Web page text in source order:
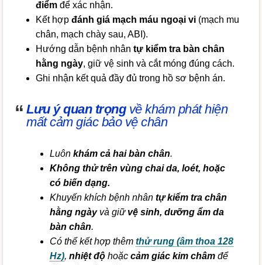
điểm để xác nhận.
Kết hợpđánh giá mạch máu ngoại vi (mạch mu
chân, mạch chày sau, ABI).
Hướng dẫn bệnh nhântự kiểm tra bàn chân
hằng ngày, giữ vệ sinh và cắt móng đúng cách.
Ghi nhận kết quả đầy đủ trong hồ sơ bệnh án.
Lưu ý quan trọngvề khám phát hiện
mất cảm giác bảo vệ chân
Luônkhám cả hai bàn chân.
Không thử trên vùng chai da, loét, hoặc
có biến dạng.
Khuyến khích bệnh nhântự kiểm tra chân
hằng ngàyvà giữ vệ sinh, dưỡng ẩm da
bàn chân.
Có thể kết hợp thêmthử rung (âm thoa 128
Hz),nhiệt độ hoặccảm giác kim châm để